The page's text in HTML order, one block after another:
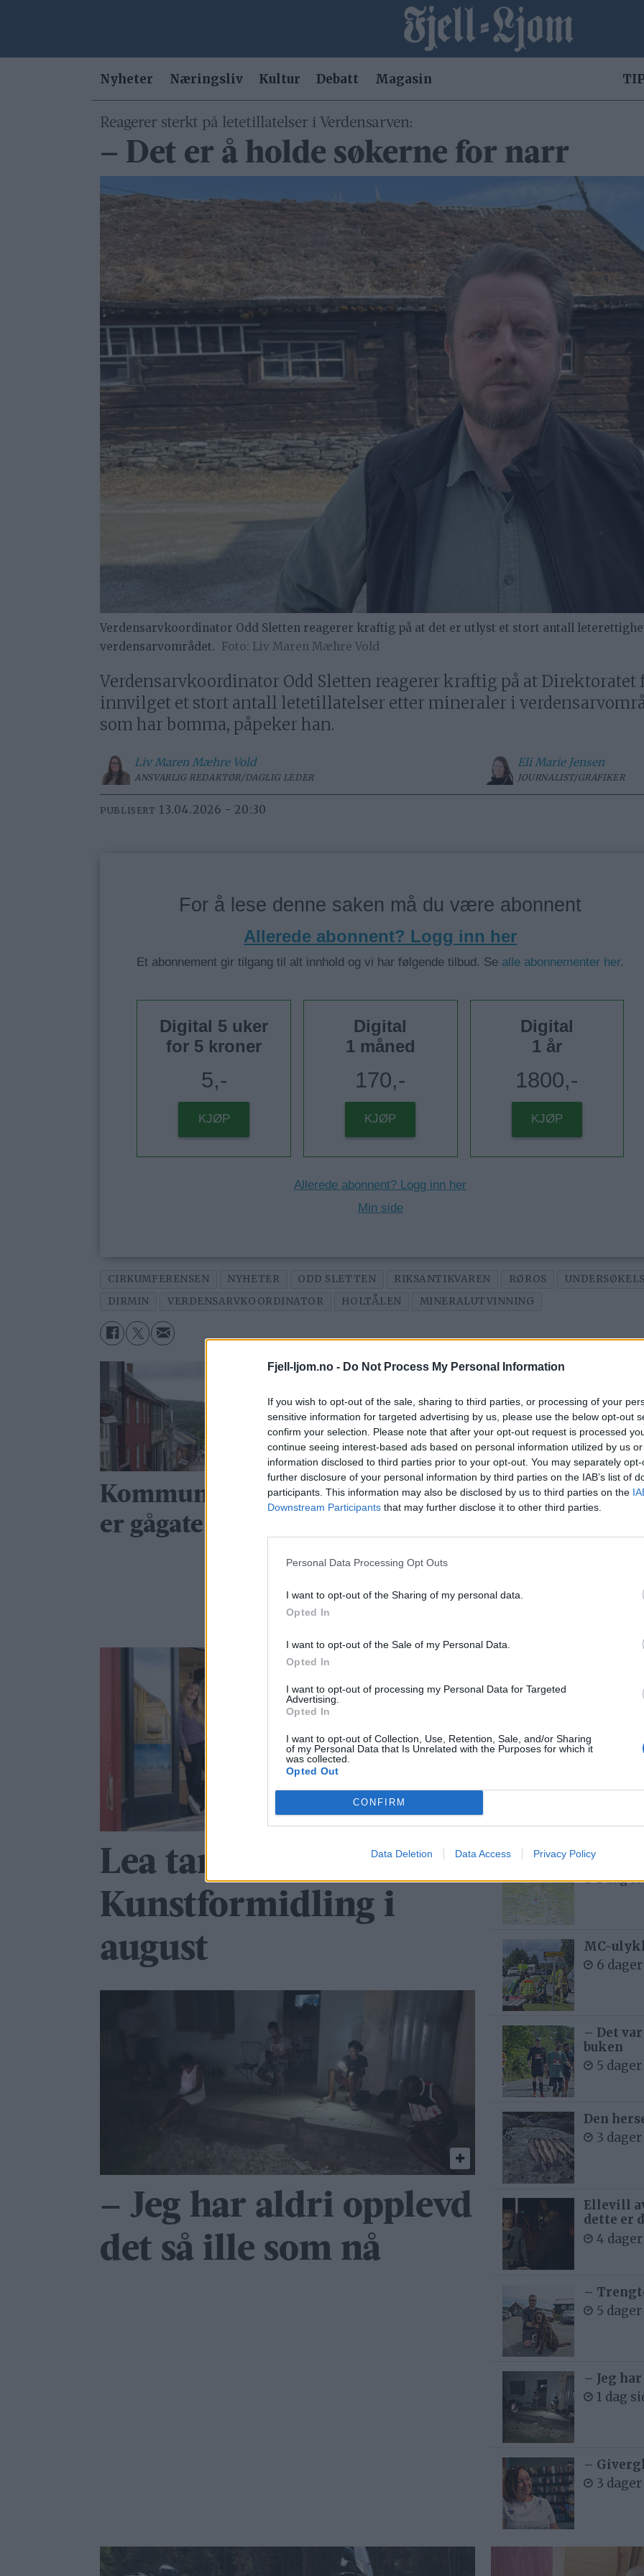
Fjell-ljom.no - Do Not Process My Personal Information
If you wish to opt-out of the sale, sharing to third parties, or processing of your
sensitive information for targeted advertising by us, please use the below opt-out
confirm your selection. Please note that after your opt-out request is processed
continue seeing interest-based ads based on personal information utilized by us
information disclosed to third parties prior to your opt-out. You may separately
further disclosure of your personal information by third parties on the IAB’s list of
participants. This information may also be disclosed by us to third parties on the
Downstream Participants that may further disclose it to other third parties.
Personal Data Processing Opt Outs
I want to opt-out of the Sharing of my personal data.
Opted In
I want to opt-out of the Sale of my Personal Data.
Opted In
I want to opt-out of processing my Personal Data for Targeted
Advertising.
Opted In
I want to opt-out of Collection, Use, Retention, Sale, and/or Sharing
of my Personal Data that Is Unrelated with the Purposes for which it
was collected.
Opted Out
CONFIRM
Data Deletion Data Access Privacy Policy
Nyheter Næringsliv Kultur Debatt Magasin
Reagerer sterkt på letetillatelser i Verdensarven:
– Det er å holde søkerne for narr
Verdensarvkoordinator Odd Sletten reagerer kraftig på at det er utlyst et stort antall
verdensarvområdet.
Liv Maren Mæhre Vold
Verdensarvkoordinator Odd Sletten reagerer kraftig på at
innvilget et stort antall letetillatelser etter mineraler i
som har bomma, påpeker han.
Liv Maren Mæhre Vold
ANSVARLIG REDAKTØR/DAGLIG LEDER
Eli Marie Jensen
JOURNALIST/GRAFIKER
PUBLISERT 13.04.2026 - 20:30
For å lese denne saken må du være abonnent
Allerede abonnent? Logg inn her
Et abonnement gir tilgang til alt innhold og vi har følgende tilbud. Se alle abonnementer her.
Digital 5 uker
for 5 kroner
5,-
KJØP
Digital
1 måned
170,-
KJØP
Digital
1 år
1800,-
KJØP
Allerede abonnent? Logg inn her
Min side
CIRKUMFERENSEN NYHETER ODD SLETTEN RIKSANTIKVAREN RØROS
DIRMIN
VERDENSARVKOORDINATOR HOLTÅLEN MINERALUTVINNING
Kommunen: Gågate
er gågate
Stensaas
vinner av
Bærekraftprisen
–
Lea tar over Røros
Kunstformidling i
august
– Jeg har aldri opplevd
det så ille som nå
Se
6
Med
5
Bjørn felt
1 dag
MC-
6
– Det
buken
5
Den
3
Ellevill
dette er
4
–
5
– Jeg
1 dag
–
3